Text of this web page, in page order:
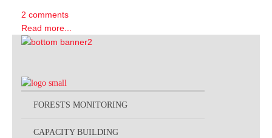
2 comments
Read more...
FORESTS MONITORING
CAPACITY BUILDING